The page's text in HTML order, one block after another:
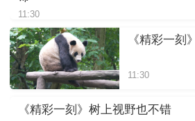
11:30
《精彩一刻
11:30
《精彩一刻》树上视野也不错